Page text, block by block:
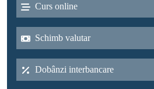
Curs online
Schimb valutar
Dobânzi interbancare